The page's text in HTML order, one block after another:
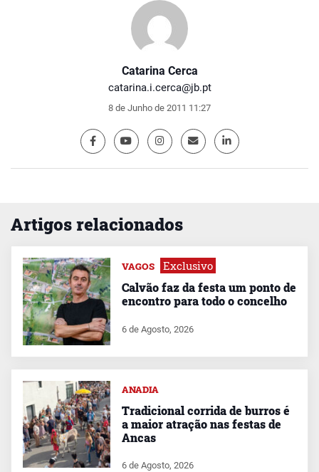
Catarina Cerca
catarina.i.cerca@jb.pt
8 de Junho de 2011 11:27
Artigos relacionados
VAGOS Exclusivo
Calvão faz da festa um ponto de
encontro para todo o concelho
6 de Agosto, 2026
ANADIA
Tradicional corrida de burros é
a maior atração nas festas de
Ancas
6 de Agosto, 2026